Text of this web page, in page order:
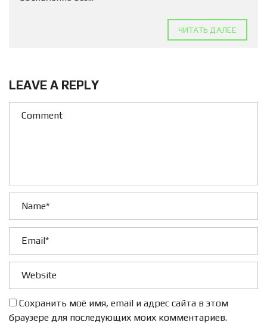
ЧИТАТЬ ДАЛЕЕ
LEAVE A REPLY
Сохранить моё имя, email и адрес сайта в этом
браузере для последующих моих комментариев.